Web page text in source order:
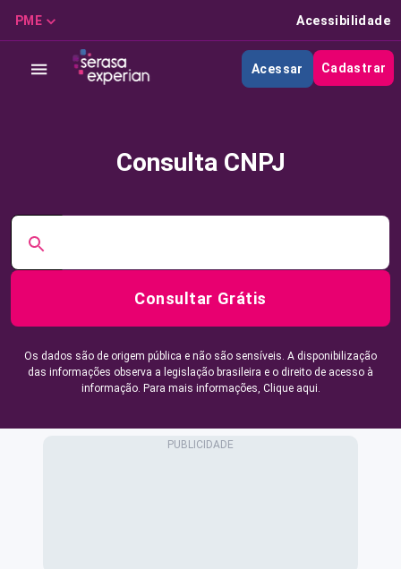
PME Acessibilidade
Acessar Cadastrar
Consulta CNPJ
Consultar Grátis
Os dados são de origem pública e não são sensíveis. A disponibilização
das informações observa a legislação brasileira e o direito de acesso à
informação. Para mais informações, Clique aqui.